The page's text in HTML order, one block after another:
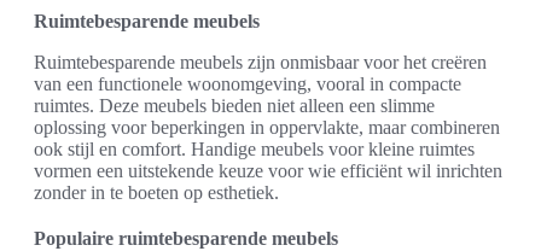
Ruimtebesparende meubels
Ruimtebesparende meubels zijn onmisbaar voor het creëren
van een functionele woonomgeving, vooral in compacte
ruimtes. Deze meubels bieden niet alleen een slimme
oplossing voor beperkingen in oppervlakte, maar combineren
ook stijl en comfort. Handige meubels voor kleine ruimtes
vormen een uitstekende keuze voor wie efficiënt wil inrichten
zonder in te boeten op esthetiek.
Populaire ruimtebesparende meubels